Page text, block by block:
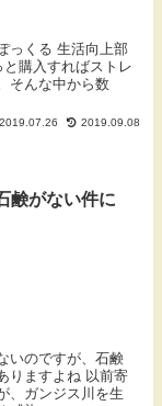
っくる 生活向上部
購入すればストレ
そんな中から数
2019.07.26 2019.09.08
鹸がない件に
いのですが、石鹸
りますよね 以前寄
、ガンジス川を生